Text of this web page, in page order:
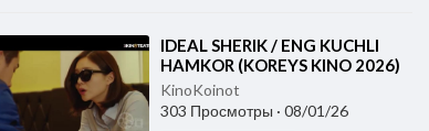
⁣IDEAL SHERIK / ENG KUCHLI
HAMKOR (KOREYS KINO 2026)
UZBEK TILIDA
KinoKoinot
303 Просмотры · 08/01/26